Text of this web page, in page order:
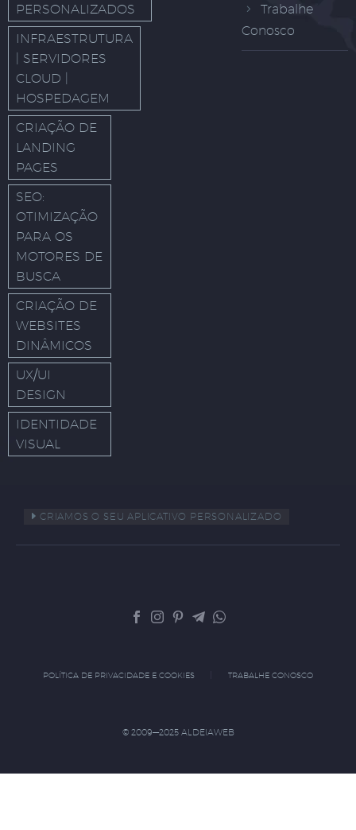
PERSONALIZADOS
INFRAESTRUTURA
| SERVIDORES
CLOUD |
HOSPEDAGEM
CRIAÇÃO DE
LANDING
PAGES
SEO:
OTIMIZAÇÃO
PARA OS
MOTORES DE
BUSCA
CRIAÇÃO DE
WEBSITES
DINÂMICOS
UX/UI
DESIGN
IDENTIDADE
VISUAL
Trabalhe
Conosco
CRIAMOS O SEU APLICATIVO PERSONALIZADO
POLÍTICA DE PRIVACIDADE E COOKIES TRABALHE CONOSCO
© 2009—2025 ALDEIAWEB